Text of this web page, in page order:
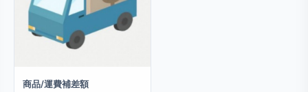
商品/運費補差額